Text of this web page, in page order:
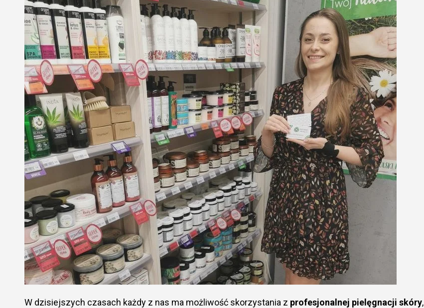
W dzisiejszych czasach każdy z nas ma możliwość skorzystania z profesjonalnej pielęgnacji skóry,